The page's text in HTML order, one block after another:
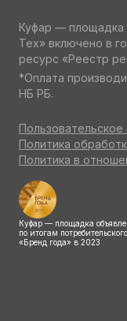
Куфар — площадка
Тех» включено в
ресурс «Реестр
*Оплата
НБ РБ.
Пользовательское
Политика
Политика в
Куфар — площадка
по итогам
«Бренд года» в 2023